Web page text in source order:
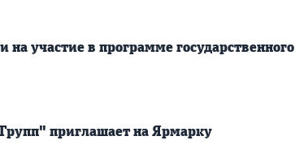
участие в программе государственного
приглашает на Ярмарку